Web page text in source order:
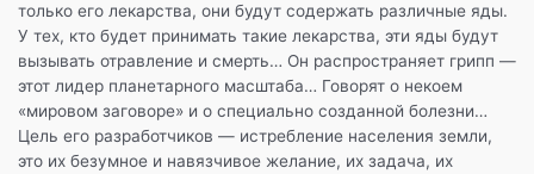
только его лекарства, они будут содержать различные яды.
У тех, кто будет принимать такие лекарства, эти яды будут
вызывать отравление и смерть… Он распространяет грипп —
этот лидер планетарного масштаба… Говорят о некоем
«мировом заговоре» и о специально созданной болезни…
Цель его разработчиков — истребление населения земли,
это их безумное и навязчивое желание, их задача, их